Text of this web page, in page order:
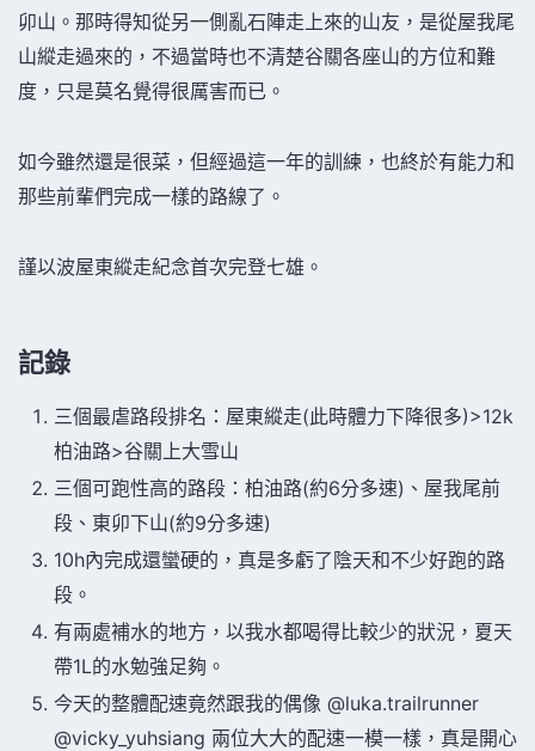
卯山。那時得知從另一側亂石陣走上來的山友，是從屋我尾
山縱走過來的，不過當時也不清楚谷關各座山的方位和難
度，只是莫名覺得很厲害而已。
如今雖然還是很菜，但經過這一年的訓練，也終於有能力和
那些前輩們完成一樣的路線了。
謹以波屋東縱走紀念首次完登七雄。
記錄
三個最虐路段排名：屋東縱走(此時體力下降很多)>12k
柏油路>谷關上大雪山
三個可跑性高的路段：柏油路(約6分多速)、屋我尾前
段、東卯下山(約9分多速)
10h內完成還蠻硬的，真是多虧了陰天和不少好跑的路
段。
有兩處補水的地方，以我水都喝得比較少的狀況，夏天
帶1L的水勉強足夠。
今天的整體配速竟然跟我的偶像 @luka.trailrunner
@vicky_yuhsiang 兩位大大的配速一模一樣，真是開心